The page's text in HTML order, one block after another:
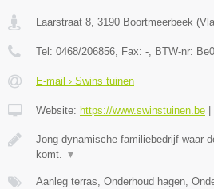
Laarstraat 8, 3190 Boortmeerbeek (
Tel: 0468/206856, Fax: -, BTW-nr:
E-mail › Swins tuinen
Website: https://www.swinstuinen.be
Jong dynamische familiebedrijf waar
komt. ▼
Aanleg terras, Onderhoud hagen,